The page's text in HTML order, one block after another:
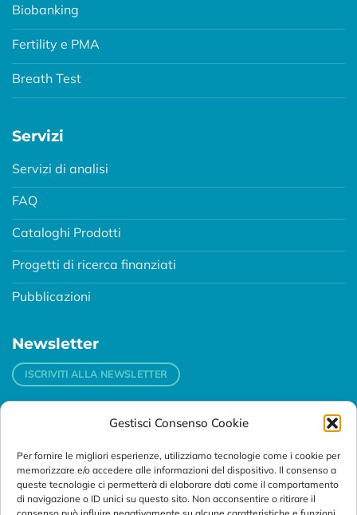
Gestisci Consenso Cookie
Per fornire le migliori esperienze, utilizziamo tecnologie come i cookie per
memorizzare e/o accedere alle informazioni del dispositivo. Il consenso a
queste tecnologie ci permetterà di elaborare dati come il comportamento
di navigazione o ID unici su questo sito. Non acconsentire o ritirare il
Biobanking
Fertility e PMA
Breath Test
Servizi
Servizi di analisi
FAQ
Cataloghi Prodotti
Progetti di ricerca finanziati
Pubblicazioni
Newsletter
ISCRIVITI ALLA NEWSLETTER
Padova
Via Svizzera, 16 - 35127 Padova (Italy)